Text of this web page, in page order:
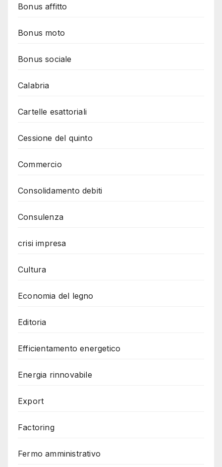
Bonus affitto
Bonus moto
Bonus sociale
Calabria
Cartelle esattoriali
Cessione del quinto
Commercio
Consolidamento debiti
Consulenza
crisi impresa
Cultura
Economia del legno
Editoria
Efficientamento energetico
Energia rinnovabile
Export
Factoring
Fermo amministrativo